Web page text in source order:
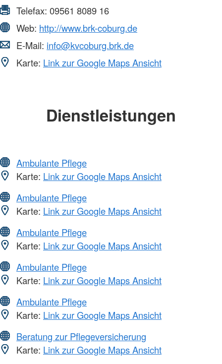
Telefax: 09561 8089 16
Web: http://www.brk-coburg.de
E-Mail: info@kvcoburg.brk.de
Karte: Link zur Google Maps Ansicht
Dienstleistungen
Ambulante Pflege
Karte: Link zur Google Maps Ansicht
Ambulante Pflege
Karte: Link zur Google Maps Ansicht
Ambulante Pflege
Karte: Link zur Google Maps Ansicht
Ambulante Pflege
Karte: Link zur Google Maps Ansicht
Ambulante Pflege
Karte: Link zur Google Maps Ansicht
Beratung zur Pflegeversicherung
Karte: Link zur Google Maps Ansicht